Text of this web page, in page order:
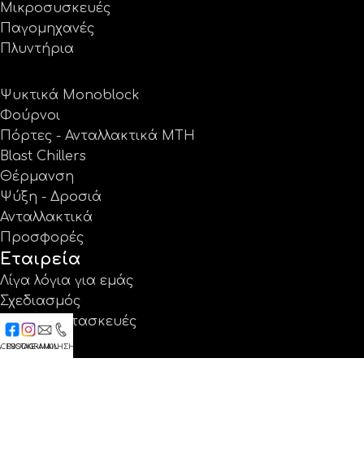
Μικροσυσκευές
Παγομηχανές
Πλυντήρια
Ψυκτικά Monoblock
Φούρνοι
Πόρτες - Ανταλλακτικά MTH
Blast Chillers
Θέρμανση
Ψύξη - Δροσιά
Ανταλλακτικά
Προσφορές
Εταιρεία
Λίγα λόγια για εμάς
Σχεδιασμός
Ειδικές κατασκευές
Έργα
INSTAGRAM
E-MAILΚΛΗΣΗ